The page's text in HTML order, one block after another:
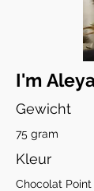
I'm
Gewicht
75 gram
Kleur
Chocolat Point